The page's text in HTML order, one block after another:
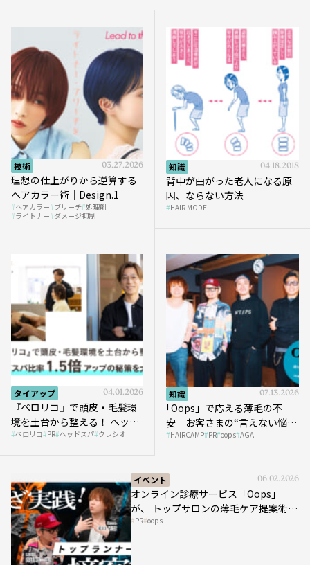
技術 03.27.2026
理想の仕上がりから逆算する
ヘアカラー術｜Design.1
ヘアカラー ブリーチ 処理剤
ライトナー ダメージ抑制
知識 04.18.2018
背中が曲がった老人になる原
因、ならない方法
HAIR MODE
タイアップ 04.01.2026
『ペロリコ』で頭皮・毛髪環
境を土台から整える！ ヘッド
スパ比率1.5倍アップの秘策を
ペロリコ PR ヘッドスパ クレシオ
知識 07.13.2026
｢Oops」で応える薄毛の不
安 お客さまの“言えない悩
み”にどう向き合う？ ＃01
HAIRCAMP PR oops AGA
イベント 06.02.2026
オンライン診療サービス「Oops」
が、 トップサロンの薄毛ケア提案術を
HAIRCAMPで公開！
PR oops